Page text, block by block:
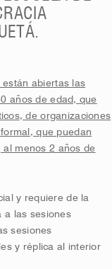
están abiertas las
años de edad, que
de organizaciones
que puedan
menos 2 años de
y requiere de la
a las sesiones
sesiones
y réplica al interior